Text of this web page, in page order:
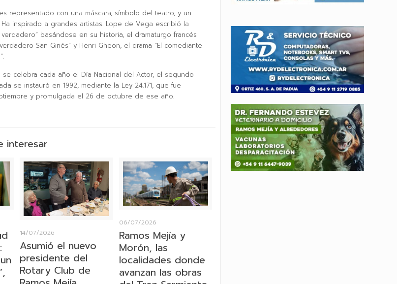
representado con una máscara, símbolo del teatro, y un
inspirado a grandes artistas. Lope de Vega escribió la
basándose en su historia, el dramaturgo francés
San Ginés” y Henri Gheon, el drama “El comediante
se celebra cada año el Día Nacional del Actor, el segundo
se instauró en 1992, mediante la Ley 24.171, que fue
y promulgada el 26 de octubre de ese año.
interesar
14/07/2026
Asumió el nuevo
presidente del
Rotary Club de
06/07/2026
Ramos Mejía y
Morón, las
localidades donde
avanzan las obras